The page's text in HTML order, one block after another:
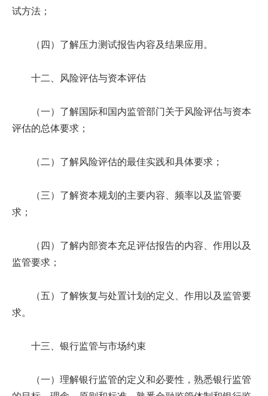
试方法；
（四）了解压力测试报告内容及结果应用。
十二、风险评估与资本评估
（一）了解国际和国内监管部门关于风险评估与资本
评估的总体要求；
（二）了解风险评估的最佳实践和具体要求；
（三）了解资本规划的主要内容、频率以及监管要
求；
（四）了解内部资本充足评估报告的内容、作用以及
监管要求；
（五）了解恢复与处置计划的定义、作用以及监管要
求。
十三、银行监管与市场约束
（一）理解银行监管的定义和必要性，熟悉银行监管